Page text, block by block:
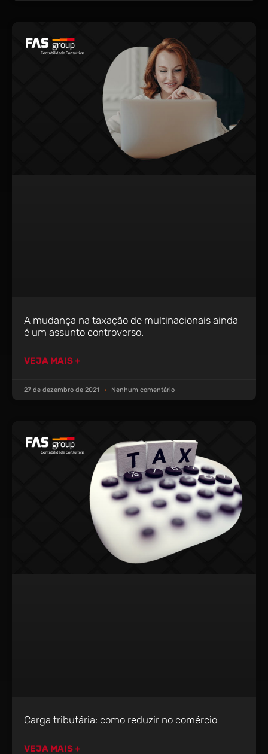
A mudança na taxação de multinacionais ainda
é um assunto controverso.
VEJA MAIS +
27 de dezembro de 2021 Nenhum comentário
Carga tributária: como reduzir no comércio
VEJA MAIS +